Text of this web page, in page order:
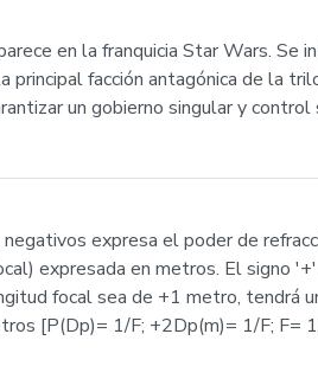
en la franquicia Star Wars.
facción antagónica de la
un gobierno singular y
expresa el poder de
expresada en metros. El signo
focal sea de +1 metro, tendrá
[P(Dp)= 1/F; +2Dp(m)= 1/F; F=